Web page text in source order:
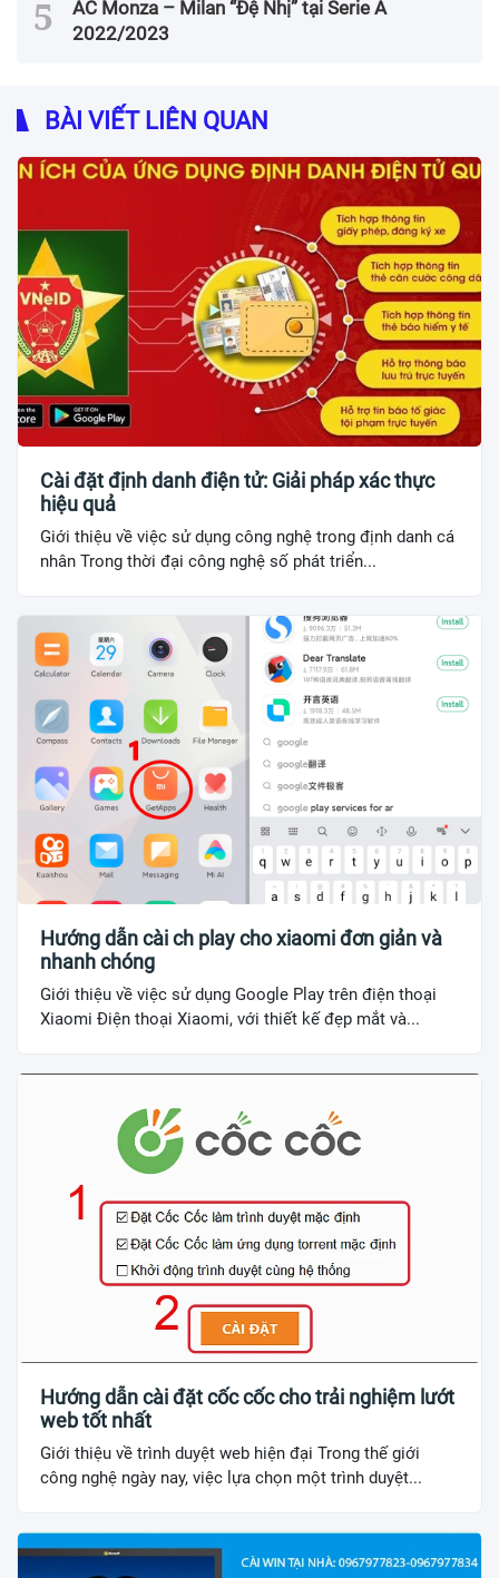
AC Monza – Milan “Đệ Nhị” tại Serie A
2022/2023
BÀI VIẾT LIÊN QUAN
Cài đặt định danh điện tử: Giải pháp xác thực
hiệu quả
Giới thiệu về việc sử dụng công nghệ trong định danh cá
nhân Trong thời đại công nghệ số phát triển...
Hướng dẫn cài ch play cho xiaomi đơn giản và
nhanh chóng
Giới thiệu về việc sử dụng Google Play trên điện thoại
Xiaomi Điện thoại Xiaomi, với thiết kế đẹp mắt và...
Hướng dẫn cài đặt cốc cốc cho trải nghiệm lướt
web tốt nhất
Giới thiệu về trình duyệt web hiện đại Trong thế giới
công nghệ ngày nay, việc lựa chọn một trình duyệt...